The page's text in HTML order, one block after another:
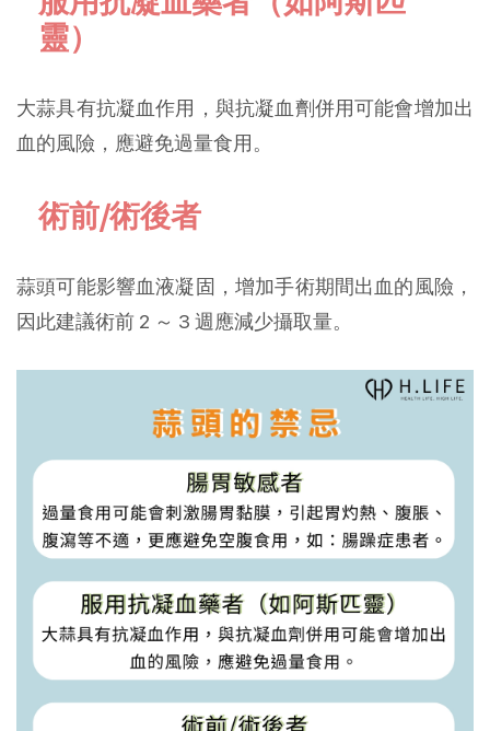
靈）
大蒜具有抗凝血作用，與抗凝血劑併用可能會增加出
血的風險，應避免過量食用。
術前/術後者
蒜頭可能影響血液凝固，增加手術期間出血的風險，
因此建議術前 2 ～ 3 週應減少攝取量。